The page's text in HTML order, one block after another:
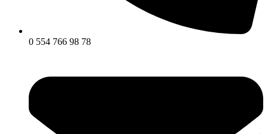
0 554 766 98 78